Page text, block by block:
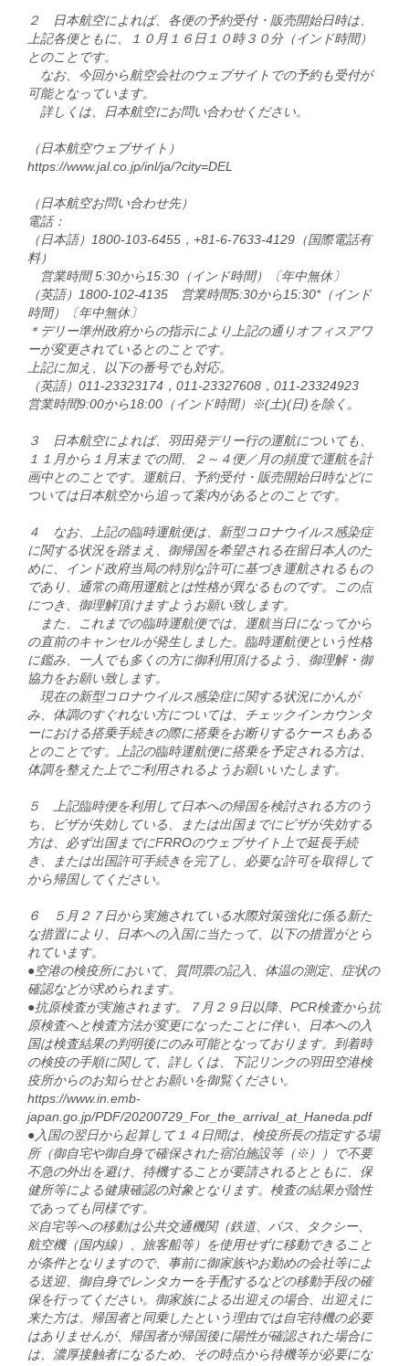
２ 日本航空によれば、各便の予約受付・販売開始日時は、
上記各便ともに、１０月１６日１０時３０分（インド時間）
とのことです。
なお、今回から航空会社のウェブサイトでの予約も受付が
可能となっています。
詳しくは、日本航空にお問い合わせください。
（日本航空ウェブサイト）
https://www.jal.co.jp/inl/ja/?city=DEL
（日本航空お問い合わせ先）
電話：
（日本語）1800-103-6455，+81-6-7633-4129（国際電話有
料）
営業時間 5:30から15:30（インド時間）〔年中無休〕
（英語）1800-102-4135 営業時間5:30から15:30*（インド
時間）〔年中無休〕
＊デリー準州政府からの指示により上記の通りオフィスアワ
ーが変更されているとのことです。
上記に加え、以下の番号でも対応。
（英語）011-23323174，011-23327608，011-23324923
営業時間9:00から18:00（インド時間）※(土)(日)を除く。
３ 日本航空によれば、羽田発デリー行の運航についても、
１１月から１月末までの間、２～４便／月の頻度で運航を計
画中とのことです。運航日、予約受付・販売開始日時などに
ついては日本航空から追って案内があるとのことです。
４ なお、上記の臨時運航便は、新型コロナウイルス感染症
に関する状況を踏まえ、御帰国を希望される在留日本人のた
めに、インド政府当局の特別な許可に基づき運航されるもの
であり、通常の商用運航とは性格が異なるものです。この点
につき、御理解頂けますようお願い致します。
また、これまでの臨時運航便では、運航当日になってから
の直前のキャンセルが発生しました。臨時運航便という性格
に鑑み、一人でも多くの方に御利用頂けるよう、御理解・御
協力をお願い致します。
現在の新型コロナウイルス感染症に関する状況にかんが
み、体調のすぐれない方については、チェックインカウンタ
ーにおける搭乗手続きの際に搭乗をお断りするケースもある
とのことです。上記の臨時運航便に搭乗を予定される方は、
体調を整えた上でご利用されるようお願いいたします。
５ 上記臨時便を利用して日本への帰国を検討される方のう
ち、ビザが失効している、または出国までにビザが失効する
方は、必ず出国までにFRROのウェブサイト上で延長手続
き、または出国許可手続きを完了し、必要な許可を取得して
から帰国してください。
６ ５月２７日から実施されている水際対策強化に係る新た
な措置により、日本への入国に当たって、以下の措置がとら
れています。
●空港の検疫所において、質問票の記入、体温の測定、症状の
確認などが求められます。
●抗原検査が実施されます。７月２９日以降、PCR検査から抗
原検査へと検査方法が変更になったことに伴い、日本への入
国は検査結果の判明後にのみ可能となっております。到着時
の検疫の手順に関して、詳しくは、下記リンクの羽田空港検
疫所からのお知らせとお願いを御覧ください。
https://www.in.emb-
japan.go.jp/PDF/20200729_For_the_arrival_at_Haneda.pdf
●入国の翌日から起算して１４日間は、検疫所長の指定する場
所（御自宅や御自身で確保された宿泊施設等（※））で不要
不急の外出を避け、待機することが要請されるとともに、保
健所等による健康確認の対象となります。検査の結果が陰性
であっても同様です。
※自宅等への移動は公共交通機関（鉄道、バス、タクシー、
航空機（国内線）、旅客船等）を使用せずに移動できること
が条件となりますので、事前に御家族やお勤めの会社等によ
る送迎、御自身でレンタカーを手配するなどの移動手段の確
保を行ってください。御家族による出迎えの場合、出迎えに
来た方は、帰国者と同乗したという理由では自宅待機の必要
はありませんが、帰国者が帰国後に陽性が確認された場合に
は、濃厚接触者になるため、その時点から待機等が必要にな